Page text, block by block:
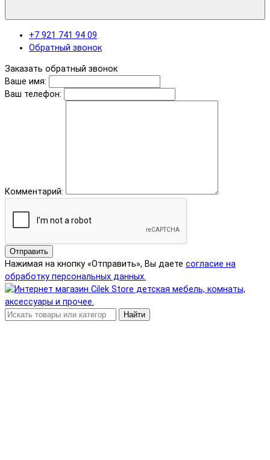
+7 921 741 94 09
Обратный звонок
Заказать обратный звонок
Ваше имя:
Ваш телефон:
Комментарий:
Отправить
Нажимая на кнопку «Отправить», Вы даете согласие на
обработку персональных данных.
Найти